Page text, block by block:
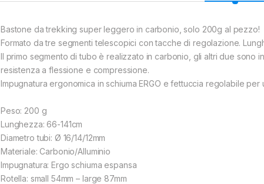
Bastone da trekking super leggero in carbonio, solo 200g al pezzo!
Formato da tre segmenti telescopici con tacche di regolazione.
Il primo segmento di tubo è realizzato in carbonio, gli altri due sono
resistenza a flessione e compressione.
Impugnatura ergonomica in schiuma ERGO e fettuccia regolabile
Peso: 200 g
Lunghezza: 66-141cm
Diametro tubi: Ø 16/14/12mm
Materiale: Carbonio/Alluminio
Impugnatura: Ergo schiuma espansa
Rotella: small 54mm – large 87mm